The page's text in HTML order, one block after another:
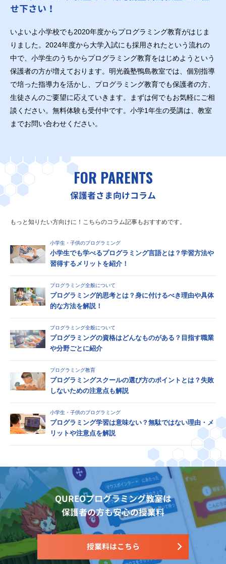
せ下さい！
いよいよ小学校でも2020年度からプログラミング教育がはじま
りました。2024年度から大学入試にも採用されたという流れの
中で、小学生のうちからプログラミング教育をはじめようという
保護者の方が増えております。明光義塾鴨島教室では、個別指導
で培った指導力を活かし、プログラミング教育でも保護者の方、
生徒さんのご要望に応えていきます。まずは何でもお気軽にご相
談ください。無料体験も受付中です。小学1年生の受講は、教室
までお問い合わせください。
FOR PARENTS
保護者さま向けコラム
もっと知りたい方向けに！こちらのコラム記事もおすすめです。
小学生・子供のプログラミング
小学生でも学べるプログラミング言語とは？学習方法や
習得するメリットを紹介！
プログラミング全般について
プログラミング的思考とは？身に付けるべき理由や具体
的な方法を解説！
プログラミング全般について
プログラミングの資格はどんなものがある？目指す職業
や分野ごとに紹介
プログラミング教育
プログラミングスクールの選び方のポイントとは？失敗
しないための注意点も解説
小学生・子供のプログラミング
プログラミング学習は意味ない？無駄ではない理由・メ
リットや注意点を解説
QUREOプログラミング教室は
保護者の方も安心の授業料
授業料はこちら